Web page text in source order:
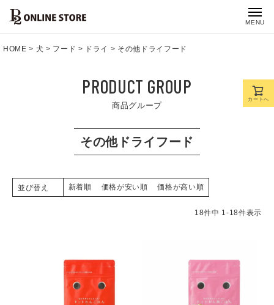
MENU
HOME 犬 フード ドライ その他ドライフード
PRODUCT GROUP
商品グループ
その他ドライフード
並び替え 新着順 価格が安い順 価格が高い順
18件中 1-18件表示
カートへ